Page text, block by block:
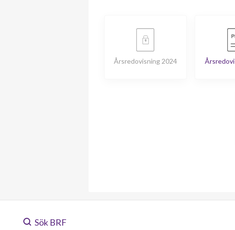
Årsredovisning 2024
Sök BRF